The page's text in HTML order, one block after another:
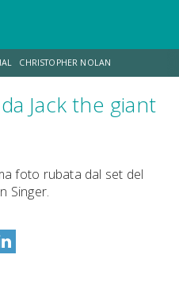
CHRISTOPHER NOLAN
ODISSEA MARK RUFFALO
Jack the giant
foto rubata dal set del
Singer.